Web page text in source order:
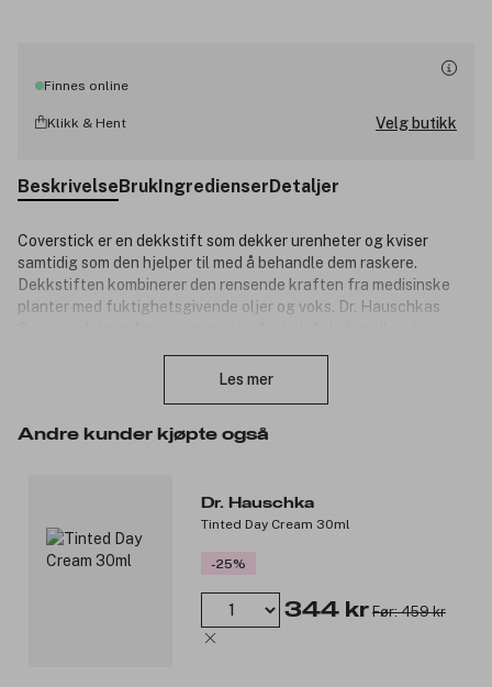
Finnes online
Klikk & Hent Velg butikk
BeskrivelseBrukIngredienserDetaljer
Coverstick er en dekkstift som dekker urenheter og kviser
samtidig som den hjelper til med å behandle dem raskere.
Dekkstiften kombinerer den rensende kraften fra medisinske
planter med fuktighetsgivende oljer og voks. Dr. Hauschkas
med gule rundbelger. Den er veldig enkel å fordele. For alle
Fordeler:
Produktnummer:3273517
Les mer
Andre kunder kjøpte også
Dr. Hauschka
Tinted Day Cream 30ml
-25%
344 kr Før: 459 kr